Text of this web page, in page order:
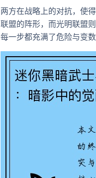
两方在战略上的对抗，使
联盟的阵形，而光明联盟
每一步都充满了危险与变